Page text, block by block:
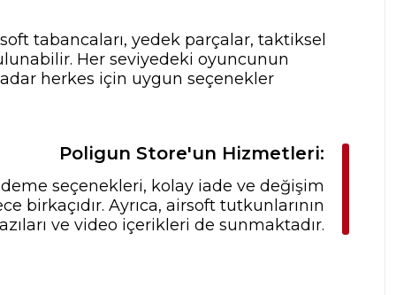
tabancaları, yedek parçalar, taktiksel
Her seviyedeki oyuncunun
herkes için uygun seçenekler
Poligun Store'un Hizmetleri:
seçenekleri, kolay iade ve değişim
Ayrıca, airsoft tutkunlarının
ve video içerikleri de sunmaktadır.